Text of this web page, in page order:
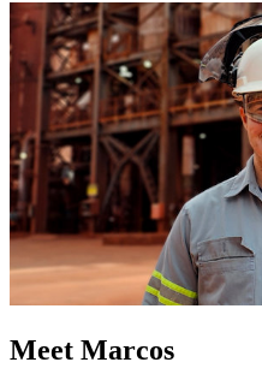
Meet Marcos